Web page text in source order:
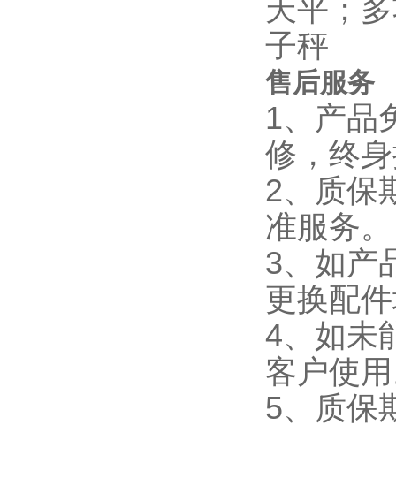
售后服务
1、产品
修，终
2、质保
准
3、如产
更换配
4、如未
客户使
5、质保